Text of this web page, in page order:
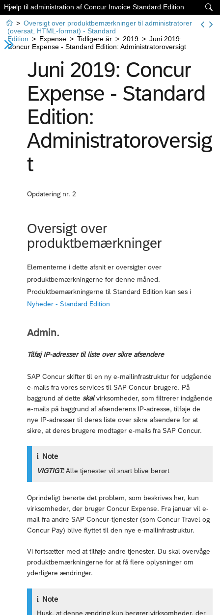

Hjælp til administration af Concur Invoice Standard Edition
 > Oversigt over produktbemærkninger til administratorer
(oversat, HTML-format) - Standard
Edition > Expense > Tidligere år > 2019 > Juni 2019:
Concur Expense - Standard Edition: Administratoroversigt
Juni 2019: Concur
Expense - Standard
Edition:
Administratoroversig
t
Opdatering nr. 2
Oversigt over
produktbemærkninger
Elementerne i dette afsnit er oversigter over
produktbemærkningerne for denne måned.
Produktbemærkningerne til Standard Edition kan ses i
Nyheder - Standard Edition
Admin.
Tilføj IP-adresser til liste over sikre afsendere
SAP Concur skifter til en ny e-mailinfrastruktur for udgående
e-mails fra vores services til SAP Concur-brugere. På
baggrund af dette skalvirksomheder, som filtrerer indgående
e-mails på baggrund af afsenderens IP-adresse, tilføje de
nye IP-adresser til deres liste over sikre afsendere for at
sikre, at deres brugere modtager e-mails fra SAP Concur.
Note
VIGTIGT:Alle tjenester vil snart blive berørt
Oprindeligt berørte det problem, som beskrives her, kun
virksomheder, der bruger Concur Expense. Fra januar vil e-
mail fra andre SAP Concur-tjenester (som Concur Travel og
Concur Pay) blive flyttet til den nye e-mailinfrastruktur.
Vi fortsætter med at tilføje andre tjenester. Du skal overvåge
produktbemærkningerne for at få flere oplysninger om
yderligere ændringer.
Note
Husk, at denne ændring kun berører virksomheder, der